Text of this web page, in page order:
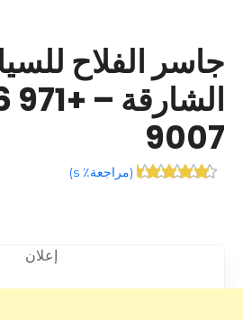
جاسر الفلاح
9007
(مراجعة٪ s )
إعلان